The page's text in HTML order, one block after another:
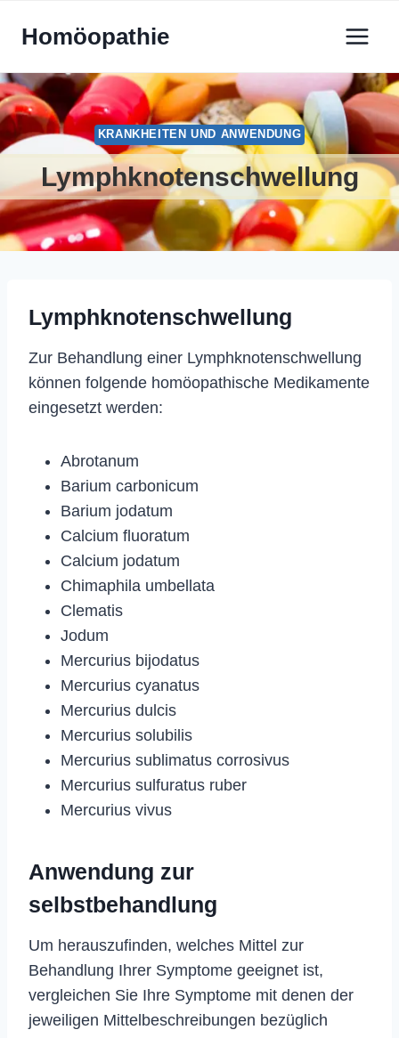
InhaltHomöopathie
KRANKHEITEN UND ANWENDUNG
Lymphknotenschwellung
Lymphknotenschwellung
Zur Behandlung einer Lymphknotenschwellung
können folgende homöopathische Medikamente
eingesetzt werden:
Abrotanum
Barium carbonicum
Barium jodatum
Calcium fluoratum
Calcium jodatum
Chimaphila umbellata
Clematis
Jodum
Mercurius bijodatus
Mercurius cyanatus
Mercurius dulcis
Mercurius solubilis
Mercurius sublimatus corrosivus
Mercurius sulfuratus ruber
Mercurius vivus
Anwendung zur
selbstbehandlung
Um herauszufinden, welches Mittel zur
Behandlung Ihrer Symptome geeignet ist,
vergleichen Sie Ihre Symptome mit denen der
jeweiligen Mittelbeschreibungen bezüglich